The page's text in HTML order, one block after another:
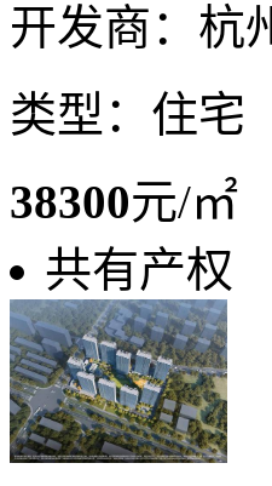
开发商：杭
类型：住宅
38300元/㎡
共有产权